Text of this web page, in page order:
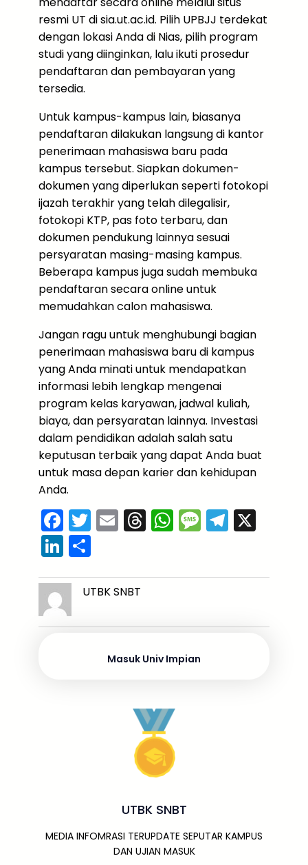
resmi UT di sia.ut.ac.id. Pilih UPBJJ terdekat
dengan lokasi Anda di Nias, pilih program
studi yang diinginkan, lalu ikuti prosedur
pendaftaran dan pembayaran yang
tersedia.
Untuk kampus-kampus lain, biasanya
pendaftaran dilakukan langsung di kantor
penerimaan mahasiswa baru pada
kampus tersebut. Siapkan dokumen-
dokumen yang diperlukan seperti fotokopi
ijazah terakhir yang telah dilegalisir,
fotokopi KTP, pas foto terbaru, dan
dokumen pendukung lainnya sesuai
persyaratan masing-masing kampus.
Beberapa kampus juga sudah membuka
pendaftaran secara online untuk
memudahkan calon mahasiswa.
Jangan ragu untuk menghubungi bagian
penerimaan mahasiswa baru di kampus
yang Anda minati untuk mendapatkan
informasi lebih lengkap mengenai
program kelas karyawan, jadwal kuliah,
biaya, dan persyaratan lainnya. Investasi
dalam pendidikan adalah salah satu
keputusan terbaik yang dapat Anda buat
untuk masa depan karier dan kehidupan
Anda.
F
a
c
e
b
o
T
w
er
E
m
l
T
hr
a
s
W
h
ts
p
p
M
e
s
g
T
el
gr
m
Li
n
k
e
dI
ar
UTBK SNBT
Masuk Univ Impian
UTBK SNBT
MEDIA INFOMRASI TERUPDATE SEPUTAR KAMPUS
DAN UJIAN MASUK